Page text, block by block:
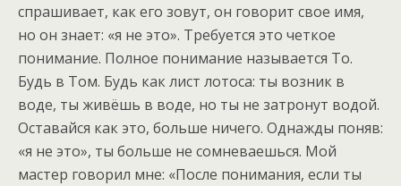
спрашивает, как его зовут, он говорит свое имя,
но он знает: «я не это». Требуется это четкое
понимание. Полное понимание называется То.
Будь в Том. Будь как лист лотоса: ты возник в
воде, ты живёшь в воде, но ты не затронут водой.
Оставайся как это, больше ничего. Однажды поняв:
«я не это», ты больше не сомневаешься. Мой
мастер говорил мне: «После понимания, если ты